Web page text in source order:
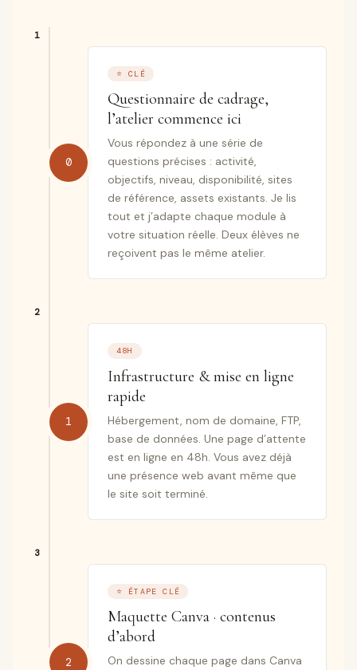
0
⭐ CLÉ
Questionnaire de cadrage,
l’atelier commence ici
Vous répondez à une série de
questions précises : activité,
objectifs, niveau, disponibilité, sites
de référence, assets existants. Je lis
tout et j’adapte chaque module à
votre situation réelle. Deux élèves ne
reçoivent pas le même atelier.
1
48H
Infrastructure & mise en ligne
rapide
Hébergement, nom de domaine, FTP,
base de données. Une page d’attente
est en ligne en 48h. Vous avez déjà
une présence web avant même que
le site soit terminé.
2
⭐ ÉTAPE CLÉ
Maquette Canva · contenus
d’abord
On dessine chaque page dans Canva